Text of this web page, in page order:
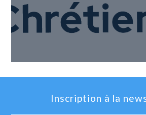
Inscription à la